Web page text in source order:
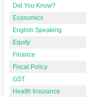
Did You Know?
Economics
English Speaking
Equity
Finance
Fiscal Policy
GST
Health Insurance